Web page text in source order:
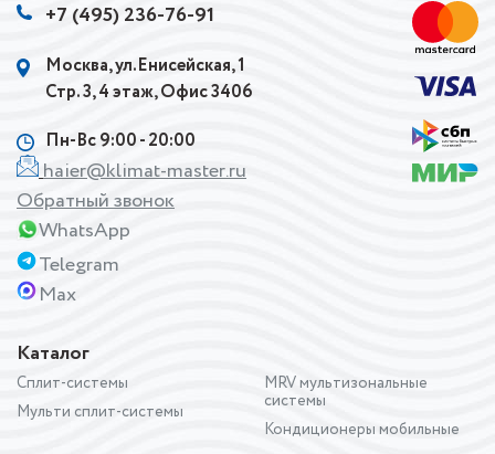
Каталог
Сплит-системы
Мульти сплит-системы
MRV мультизональные
системы
Кондиционеры мобильные
+7 (495) 236-76-91
Москва, ул.Енисейская, 1
Стр. 3, 4 этаж, Офис 3406
Пн-Вс 9:00 - 20:00
haier@klimat-master.ru
Обратный звонок
WhatsApp
Telegram
Max